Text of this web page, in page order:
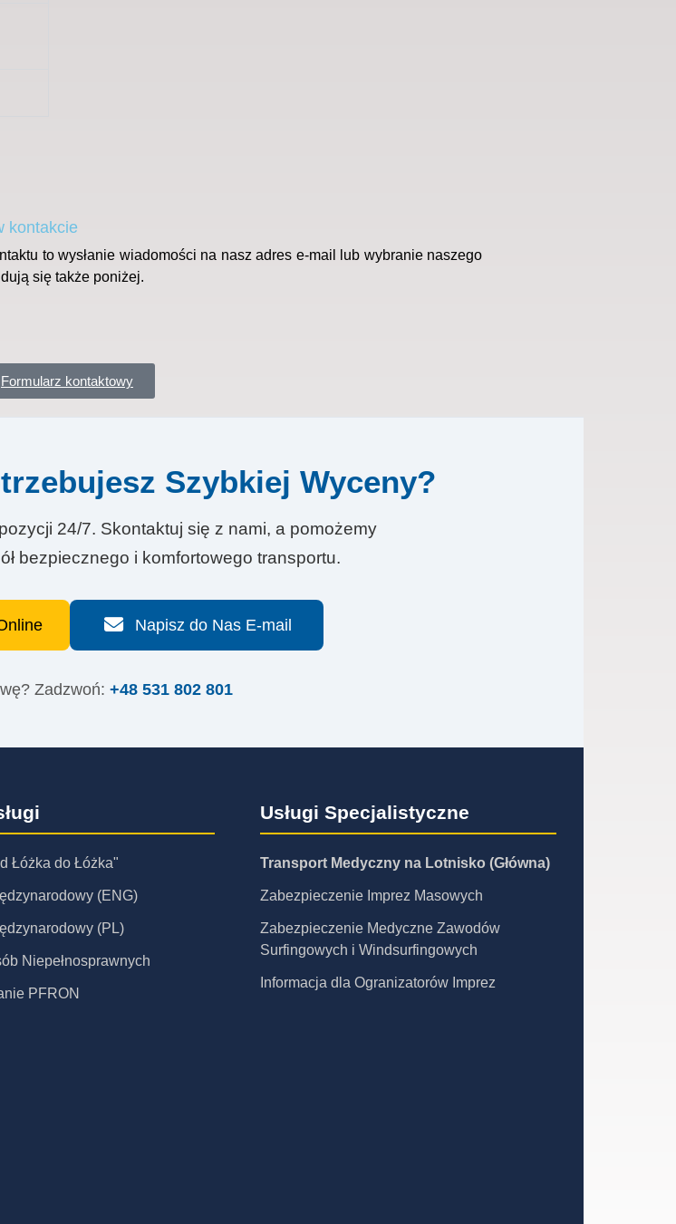
kontakcie
to wysłanie wiadomości na nasz adres e-mail lub wybranie naszego
się także poniżej.
Formularz kontaktowy
Szybkiej Wyceny?
24/7. Skontaktuj się z nami, a pomożemy
bezpiecznego i komfortowego transportu.
Napisz do Nas E-mail
Zadzwoń: +48 531 802 801
Łóżka do Łóżka"
(ENG)
(PL)
Niepełnosprawnych
PFRON
Usługi Specjalistyczne
Transport Medyczny na Lotnisko (Główna)
Zabezpieczenie Imprez Masowych
Zabezpieczenie Medyczne Zawodów
Surfingowych i Windsurfingowych
Informacja dla Ogranizatorów Imprez